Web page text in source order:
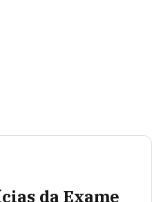
da Exame